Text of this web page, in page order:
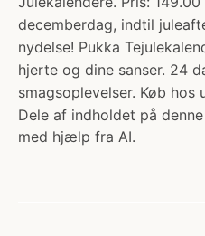
decemberdag, indtil
nydelse! Pukka
hjerte og dine sanser. 24
smagsoplevelser. Køb hos
Dele af indholdet på
med hjælp fra AI.